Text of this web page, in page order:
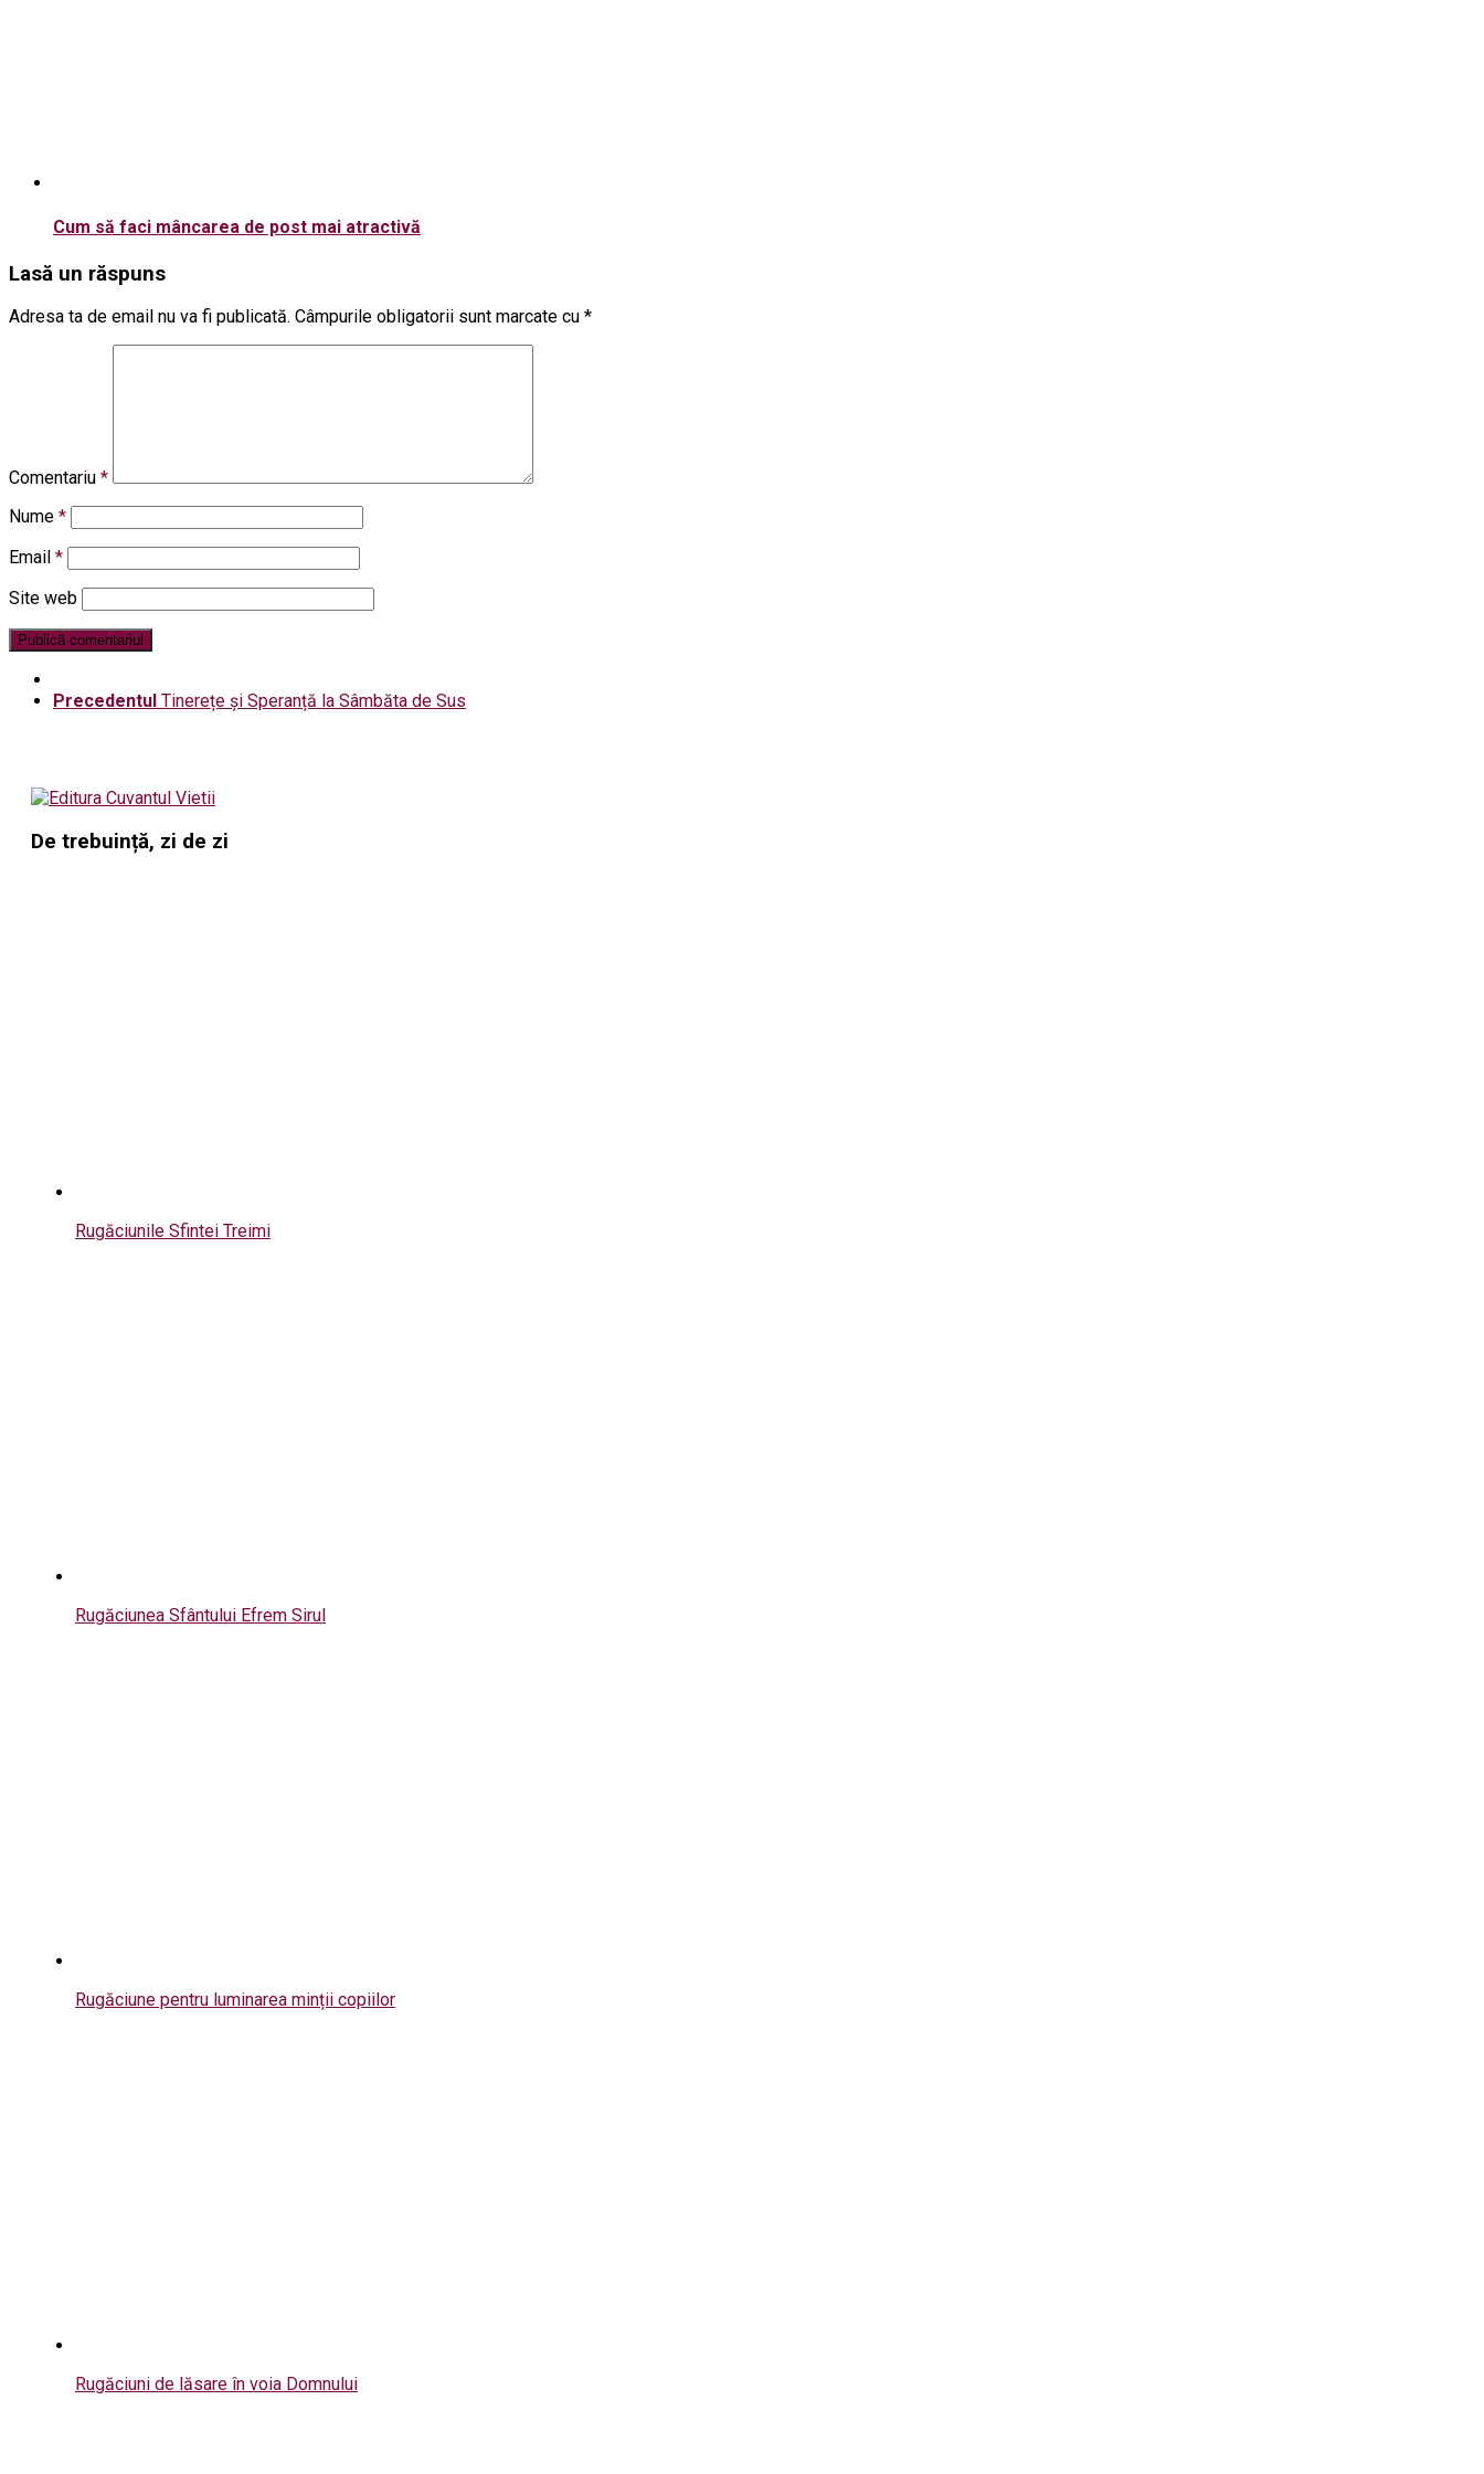
Cum să faci mâncarea de post mai atractivă
Lasă un răspuns
Adresa ta de email nu va fi publicată. Câmpurile obligatorii sunt marcate cu *
Comentariu *
Nume *
Email *
Site web
Precedentul Tinerețe și Speranță la Sâmbăta de Sus
De trebuință, zi de zi
Rugăciunile Sfintei Treimi
Rugăciunea Sfântului Efrem Sirul
Rugăciune pentru luminarea minții copiilor
Rugăciuni de lăsare în voia Domnului